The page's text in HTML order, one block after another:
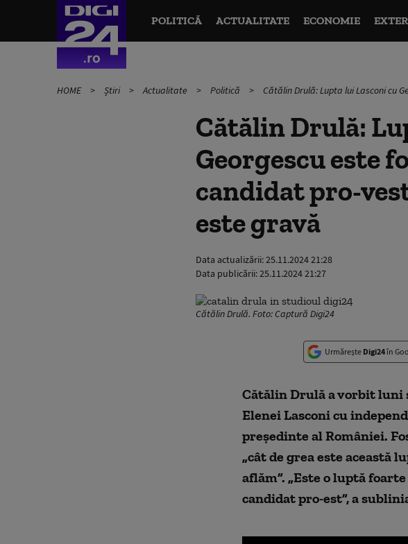
POLITICĂ ACTUALITATE ECONOMIE
HOME Știri Actualitate Politică Cătălin Drulă: Lupta lui Lasconi cu
Cătălin Drulă:
Georgescu este
candidat pro-
este gravă
Data actualizării:25.11.2024 21:28
Data publicării:25.11.2024 21:27
Cătălin Drulă. Foto: Captură Digi24
Urmărește Digi24în
Cătălin Drulă a vorbit luni
Elenei Lasconi cu
președinte al României.
„cât de grea este această
aflăm”. „Este o luptă
candidat pro-est”, a